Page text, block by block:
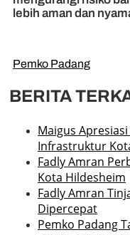
lebih aman dan
Pemko Padang
BERITA
Maigus
Infrastruktur
Fadly Amran
Kota Hildesheim
Fadly Amran
Dipercepat
Pemko Padang